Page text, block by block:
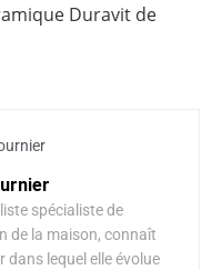
Duravit de
spécialiste de
de la maison, connaît
dans lequel elle évolue